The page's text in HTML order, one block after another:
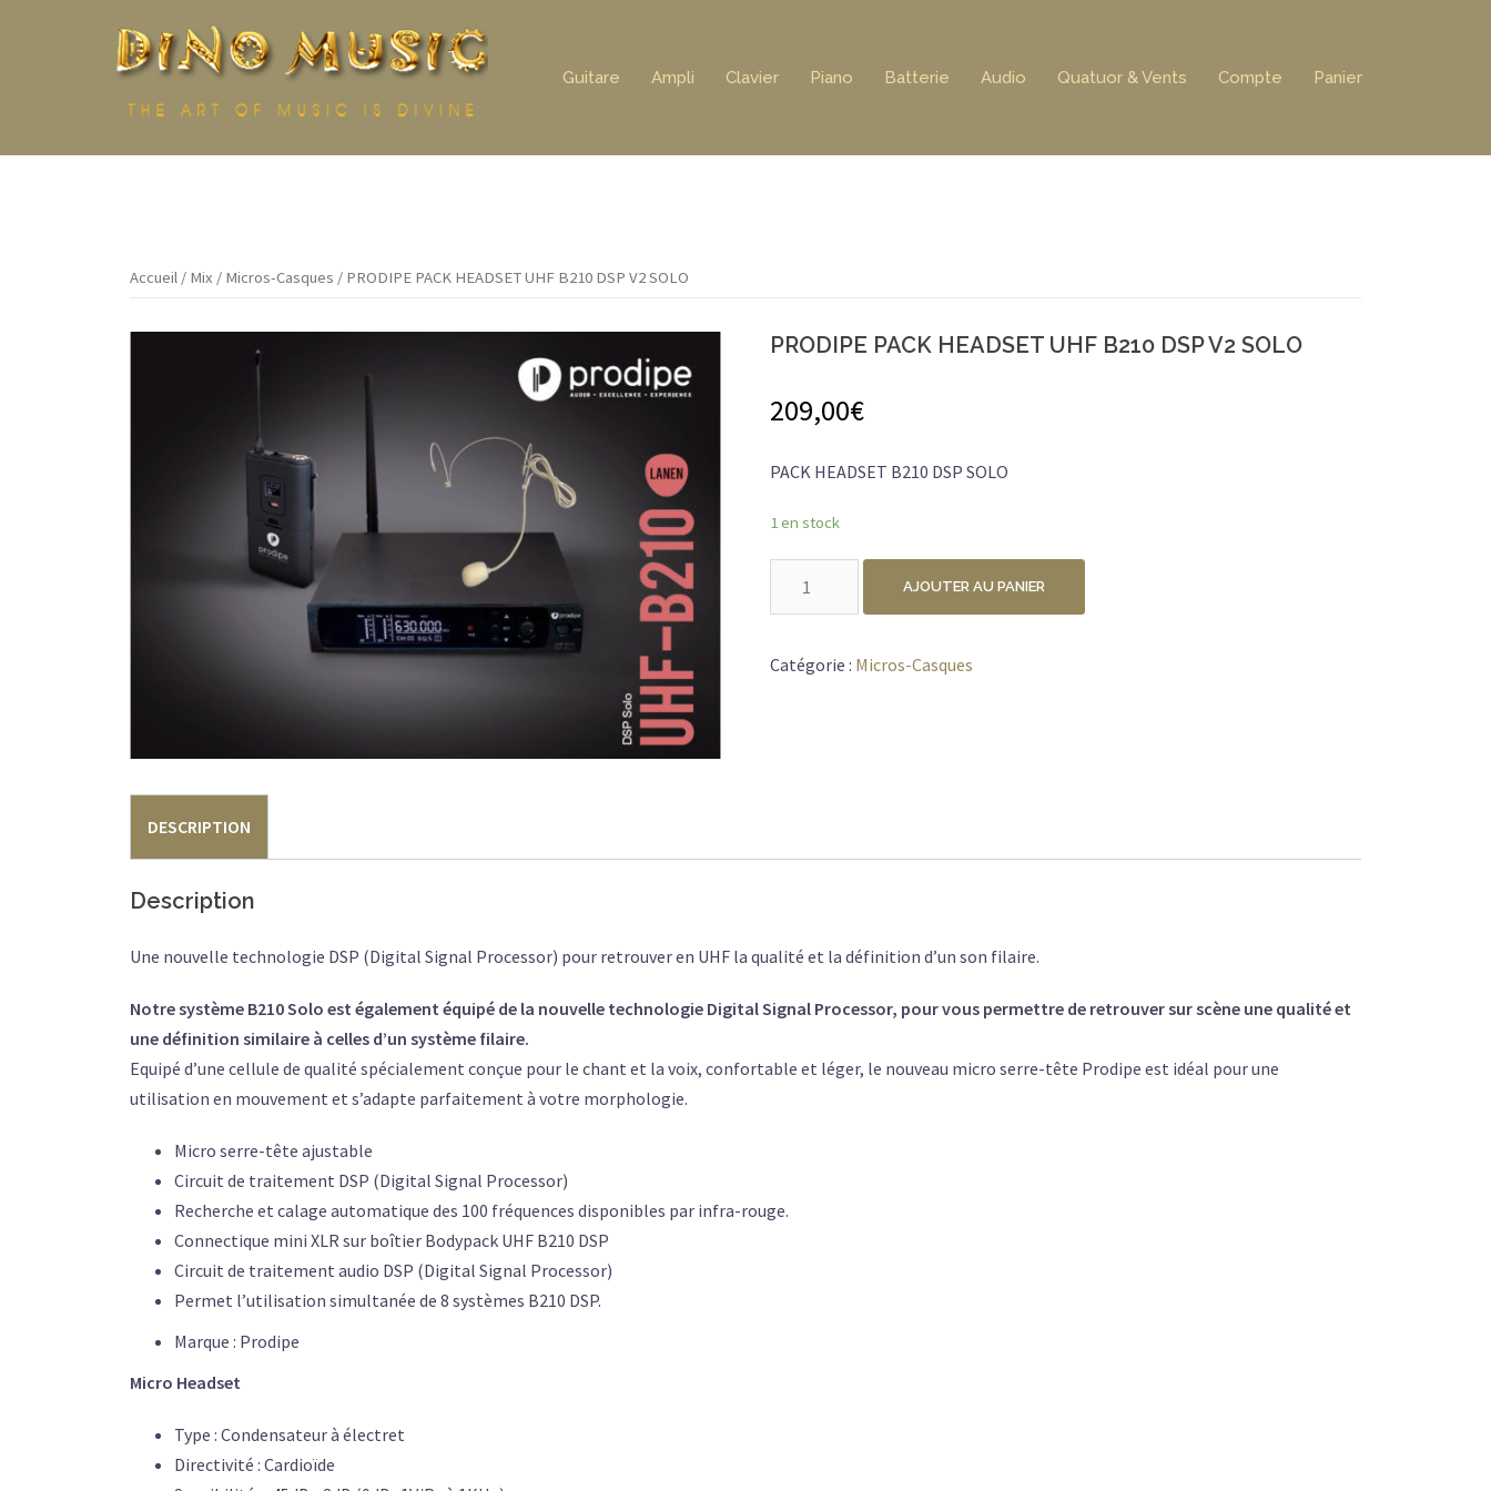
Guitare Ampli Clavier Piano Batterie Audio Quatuor & Vents Compte Panier
Accueil / Mix / Micros-Casques / PRODIPE PACK HEADSET UHF B210 DSP V2 SOLO
PRODIPE PACK HEADSET UHF B210 DSP V2 SOLO
209,00€
PACK HEADSET B210 DSP SOLO
1 en stock
PACK
AJOUTER AU PANIER
Catégorie : Micros-Casques
DESCRIPTION
Description
Une nouvelle technologie DSP (Digital Signal Processor) pour retrouver en UHF la qualité et la définition d’un son filaire.
Notre système B210 Solo est également équipé de la nouvelle technologie Digital Signal Processor, pour vous permettre de retrouver sur scène une qualité et
une définition similaire à celles d’un système filaire.
Equipé d’une cellule de qualité spécialement conçue pour le chant et la voix, confortable et léger, le nouveau micro serre-tête Prodipe est idéal pour une
utilisation en mouvement et s’adapte parfaitement à votre morphologie.
Micro serre-tête ajustable
Circuit de traitement DSP (Digital Signal Processor)
Recherche et calage automatique des 100 fréquences disponibles par infra-rouge.
Connectique mini XLR sur boîtier Bodypack UHF B210 DSP
Circuit de traitement audio DSP (Digital Signal Processor)
Permet l’utilisation simultanée de 8 systèmes B210 DSP.
Marque : Prodipe
Micro Headset
Type : Condensateur à électret
Directivité : Cardioïde